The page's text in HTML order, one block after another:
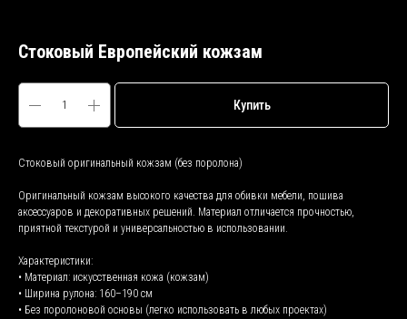
Стоковый Европейский кожзам
Купить
Стоковый оригинальный кожзам (без поролона)
Оригинальный кожзам высокого качества для обивки мебели, пошива
аксессуаров и декоративных решений. Материал отличается прочностью,
приятной текстурой и универсальностью в использовании.
Характеристики:
• Материал: искусственная кожа (кожзам)
• Ширина рулона: 160–190 см
• Без поролоновой основы (легко использовать в любых проектах)